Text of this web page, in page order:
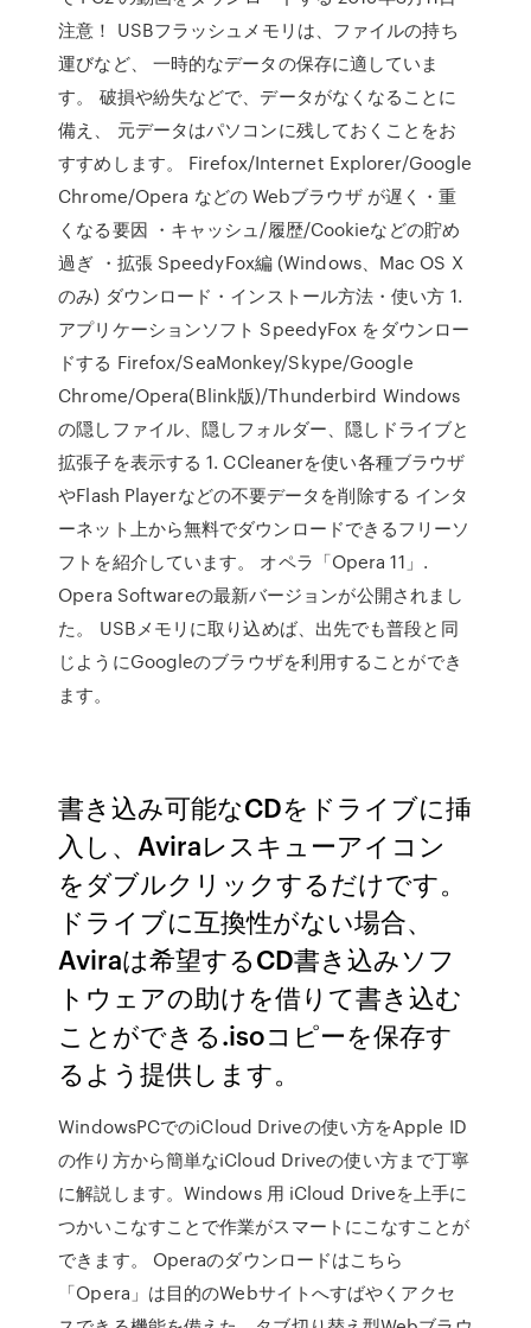
注意！ USBフラッシュメモリは、ファイルの持ち
運びなど、 一時的なデータの保存に適していま
す。 破損や紛失などで、データがなくなることに
備え、 元データはパソコンに残しておくことをお
すすめします。 Firefox/Internet Explorer/Google
Chrome/Opera などの Webブラウザ が遅く・重
くなる要因 ・キャッシュ/履歴/Cookieなどの貯め
過ぎ ・拡張 SpeedyFox編 (Windows、Mac OS X
のみ) ダウンロード・インストール方法・使い方 1.
アプリケーションソフト SpeedyFox をダウンロー
ドする Firefox/SeaMonkey/Skype/Google
Chrome/Opera(Blink版)/Thunderbird Windows
の隠しファイル、隠しフォルダー、隠しドライブと
拡張子を表示する 1. CCleanerを使い各種ブラウザ
やFlash Playerなどの不要データを削除する インタ
ーネット上から無料でダウンロードできるフリーソ
フトを紹介しています。 オペラ「Opera 11」.
Opera Softwareの最新バージョンが公開されまし
た。 USBメモリに取り込めば、出先でも普段と同
じようにGoogleのブラウザを利用することができ
ます。
書き込み可能なCDをドライブに挿
入し、Aviraレスキューアイコン
をダブルクリックするだけです。
ドライブに互換性がない場合、
Aviraは希望するCD書き込みソフ
トウェアの助けを借りて書き込む
ことができる.isoコピーを保存す
るよう提供します。
WindowsPCでのiCloud Driveの使い方をApple ID
の作り方から簡単なiCloud Driveの使い方まで丁寧
に解説します。Windows 用 iCloud Driveを上手に
つかいこなすことで作業がスマートにこなすことが
できます。 Operaのダウンロードはこちら
「Opera」は目的のWebサイトへすばやくアクセ